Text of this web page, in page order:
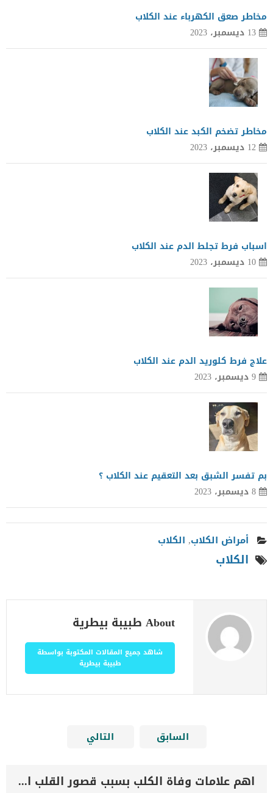
مخاطر صعق الكهرباء عند الكلاب
13 ديسمبر، 2023
مخاطر تضخم الكبد عند الكلاب
12 ديسمبر، 2023
اسباب فرط تجلط الدم عند الكلاب
10 ديسمبر، 2023
علاج فرط كلوريد الدم عند الكلاب
9 ديسمبر، 2023
بم تفسر الشبق بعد التعقيم عند الكلاب ؟
8 ديسمبر، 2023
أمراض الكلاب, الكلاب
الكلاب
About طبيبة بيطرية
شاهد جميع المقالات المكتوبة بواسطة
طبيبة بيطرية
السابق التالي
اهم علامات وفاة الكلب بسبب قصور القلب الاحتقانى